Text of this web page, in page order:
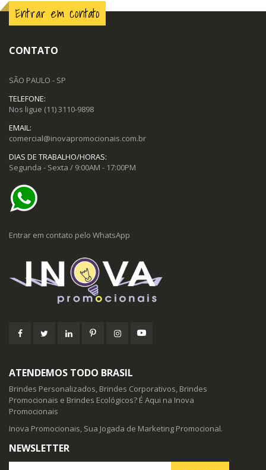
Entrar em contato
CONTATO
SÃO PAULO - SP
TELEFONE:
Nos ligue (11) 3110-9898
EMAIL:
comercial@inovapromocionais.com.br
DIAS DE TRABALHO/HORAS:
Segunda - Sexta / 9:00AM - 17:00PM
Entrar em contato pelo WhatsApp
ATENDEMOS TODO BRASIL
Brindes Personalizados, Brindes Corporativos, Brindes
Promocionais e Brindes Ecológicos? É Aqui na Inova
Promocionais
Inova Promocionais, Sua Jogada de Marketing Promocional.
NEWSLETTER